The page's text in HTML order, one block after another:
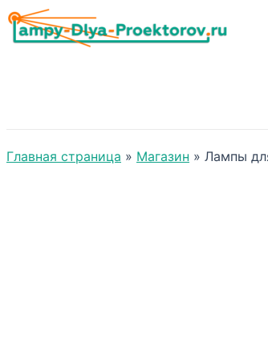
Главная страница » Магазин » Лампы